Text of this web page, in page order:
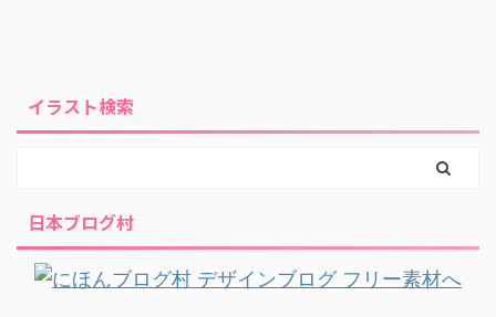
イラスト検索
日本ブログ村